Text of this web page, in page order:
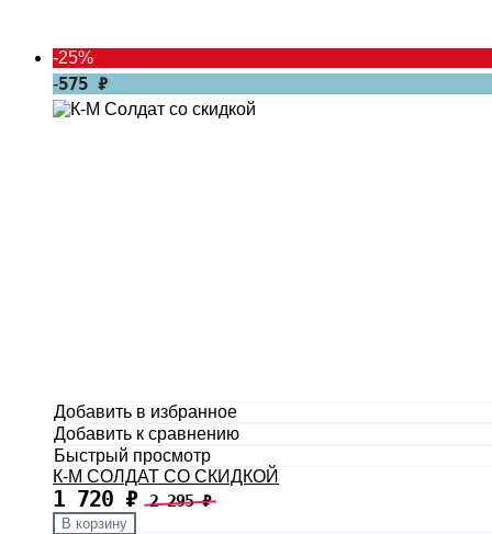
-25%
-575 ₽
Добавить в избранное
Добавить к сравнению
Быстрый просмотр
К-М СОЛДАТ СО СКИДКОЙ
1 720 ₽ 2 295₽
В корзину